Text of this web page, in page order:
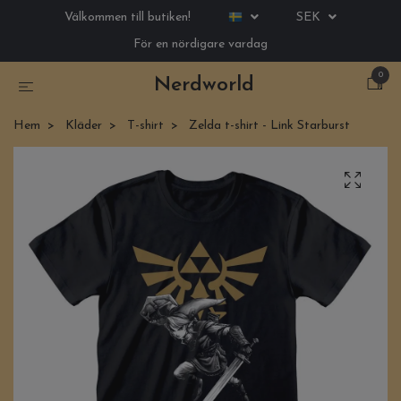
Välkommen till butiken!
SEK
För en nördigare vardag
Nerdworld
0
Hem Kläder T-shirt Zelda t-shirt - Link Starburst